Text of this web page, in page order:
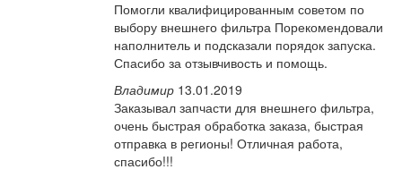
Помогли квалифицированным советом по
выбору внешнего фильтра Порекомендовали
наполнитель и подсказали порядок запуска.
Спасибо за отзывчивость и помощь.
Владимир 13.01.2019
Заказывал запчасти для внешнего фильтра,
очень быстрая обработка заказа, быстрая
отправка в регионы! Отличная работа,
спасибо!!!